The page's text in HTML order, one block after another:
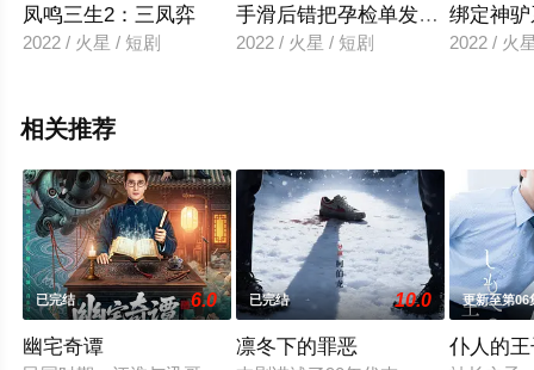
凤鸣三生2：三凤弈
2022 / 火星 / 短剧
手滑后错把孕检单发了协议老公
2022 / 火星 / 短剧
绑定神
2022 / 火
相关推荐
已完结 6.0
幽宅奇谭
已完结 10.0
凛冬下的罪恶
更新至第06
仆人的